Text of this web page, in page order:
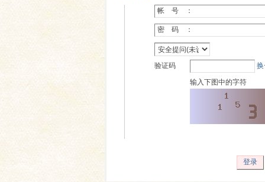
帐 号 ：
密 码 ：
验证码
输入下图中的字符
登录